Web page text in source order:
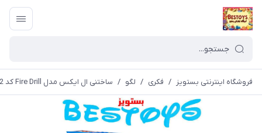
فروشگاه اینترنتی بستویز / فکری / لگو / ساختنی ال ایکس مدل Fire Drill کد 342